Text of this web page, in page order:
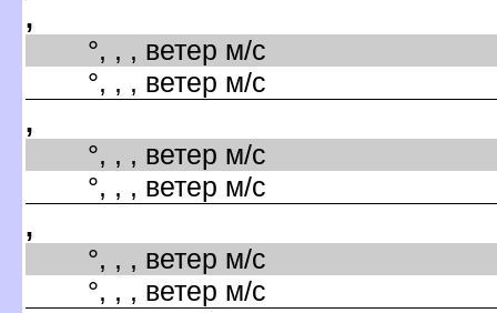
,
°, , , ветер м/с
°, , , ветер м/с
,
°, , , ветер м/с
°, , , ветер м/с
,
°, , , ветер м/с
°, , , ветер м/с